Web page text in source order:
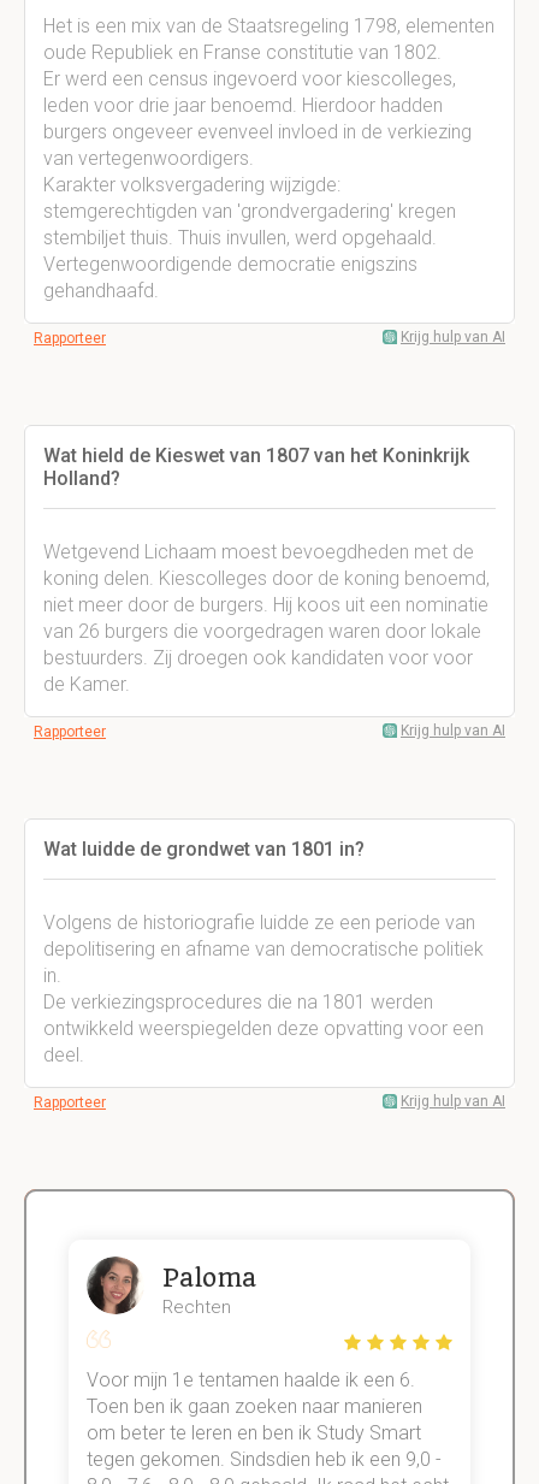
Het is een mix van de Staatsregeling 1798, elementen
oude Republiek en Franse constitutie van 1802.
Er werd een census ingevoerd voor kiescolleges,
leden voor drie jaar benoemd. Hierdoor hadden
burgers ongeveer evenveel invloed in de verkiezing
van vertegenwoordigers.
Karakter volksvergadering wijzigde:
stemgerechtigden van 'grondvergadering' kregen
stembiljet thuis. Thuis invullen, werd opgehaald.
Vertegenwoordigende democratie enigszins
gehandhaafd.
Rapporteer Krijg hulp van AI
Wat hield de Kieswet van 1807 van het Koninkrijk
Holland?
Wetgevend Lichaam moest bevoegdheden met de
koning delen. Kiescolleges door de koning benoemd,
niet meer door de burgers. Hij koos uit een nominatie
van 26 burgers die voorgedragen waren door lokale
bestuurders. Zij droegen ook kandidaten voor voor
de Kamer.
Rapporteer Krijg hulp van AI
Wat luidde de grondwet van 1801 in?
Volgens de historiografie luidde ze een periode van
depolitisering en afname van democratische politiek
in.
De verkiezingsprocedures die na 1801 werden
ontwikkeld weerspiegelden deze opvatting voor een
deel.
Rapporteer Krijg hulp van AI
Paloma
Rechten
Voor mijn 1e tentamen haalde ik een 6.
Toen ben ik gaan zoeken naar manieren
om beter te leren en ben ik Study Smart
tegen gekomen. Sindsdien heb ik een 9,0 -